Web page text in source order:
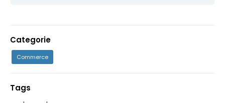
Categorie
Commerce
Tags